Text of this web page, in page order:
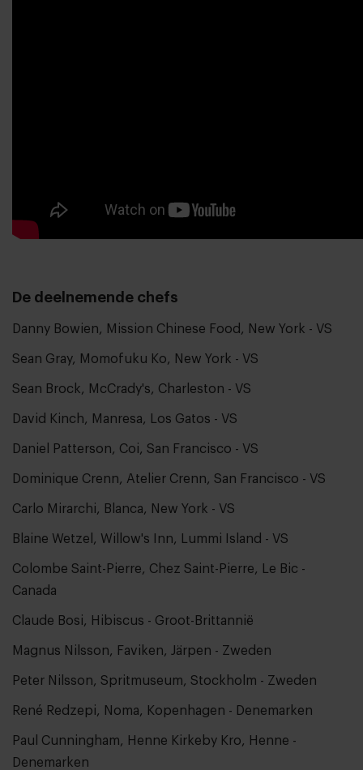
De deelnemende chefs
Danny Bowien, Mission Chinese Food, New York - VS
Sean Gray, Momofuku Ko, New York - VS
Sean Brock, McCrady's, Charleston - VS
David Kinch, Manresa, Los Gatos - VS
Daniel Patterson, Coi, San Francisco - VS
Dominique Crenn, Atelier Crenn, San Francisco - VS
Carlo Mirarchi, Blanca, New York - VS
Blaine Wetzel, Willow's Inn, Lummi Island - VS
Colombe Saint-Pierre, Chez Saint-Pierre, Le Bic -
Canada
Claude Bosi, Hibiscus - Groot-Brittannië
Magnus Nilsson, Faviken, Järpen - Zweden
Peter Nilsson, Spritmuseum, Stockholm - Zweden
René Redzepi, Noma, Kopenhagen - Denemarken
Paul Cunningham, Henne Kirkeby Kro, Henne -
Denemarken